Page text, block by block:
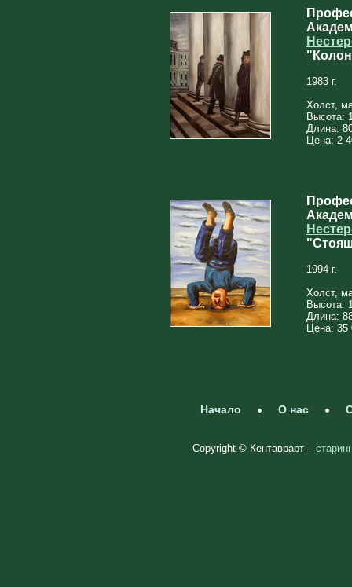
1983 г.
Холст,
Высота:
Длина:
Цена: 2
1994 г.
Холст,
Высота:
Длина:
Цена: 35
Начало О нас
Copyright © Кентаврарт –